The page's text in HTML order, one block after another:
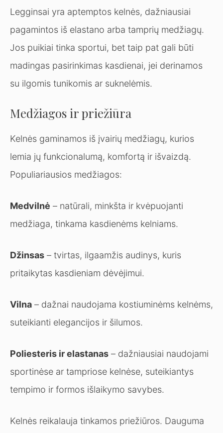
Legginsai yra aptemptos kelnės, dažniausiai
pagamintos iš elastano arba tamprių medžiagų.
Jos puikiai tinka sportui, bet taip pat gali būti
madingas pasirinkimas kasdienai, jei derinamos
su ilgomis tunikomis ar suknelėmis.
Medžiagos ir priežiūra
Kelnės gaminamos iš įvairių medžiagų, kurios
lemia jų funkcionalumą, komfortą ir išvaizdą.
Populiariausios medžiagos:
Medvilnė – natūrali, minkšta ir kvėpuojanti
medžiaga, tinkama kasdienėms kelniams.
Džinsas – tvirtas, ilgaamžis audinys, kuris
pritaikytas kasdieniam dėvėjimui.
Vilna – dažnai naudojama kostiuminėms kelnėms,
suteikianti elegancijos ir šilumos.
Poliesteris ir elastanas – dažniausiai naudojami
sportinėse ar tampriose kelnėse, suteikiantys
tempimo ir formos išlaikymo savybes.
Kelnės reikalauja tinkamos priežiūros. Dauguma